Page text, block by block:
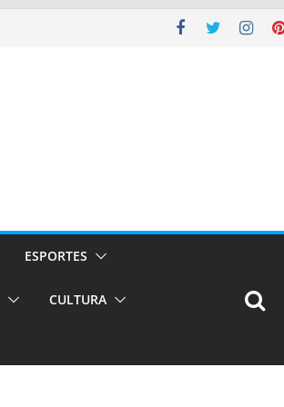
ESPORTES
CULTURA